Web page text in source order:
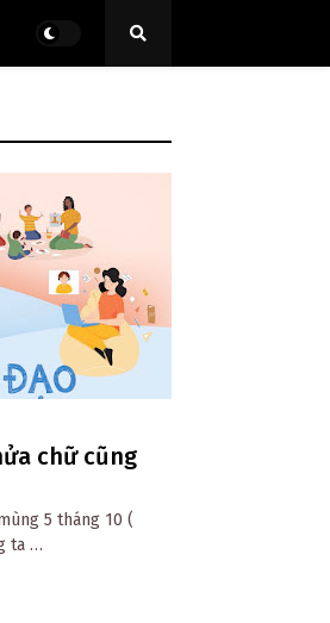
chữ cũng
5 tháng 10 (
ta …